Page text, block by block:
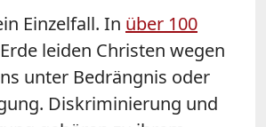
Einzelfall. In über 100
leiden Christen wegen
unter Bedrängnis oder
Diskriminierung und